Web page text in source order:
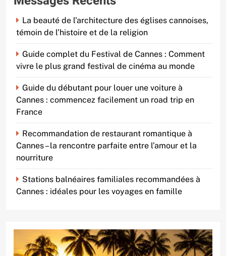
La beauté de l’architecture des églises cannoises,
témoin de l’histoire et de la religion
Guide complet du Festival de Cannes : Comment
vivre le plus grand festival de cinéma au monde
Guide du débutant pour louer une voiture à
Cannes : commencez facilement un road trip en
France
Recommandation de restaurant romantique à
Cannes – la rencontre parfaite entre l’amour et la
nourriture
Stations balnéaires familiales recommandées à
Cannes : idéales pour les voyages en famille